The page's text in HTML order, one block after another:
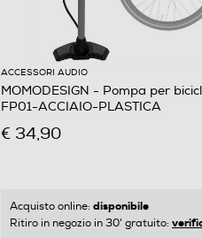
ACCESSORI AUDIO
MOMODESIGN - Pompa per
FP01-ACCIAIO-PLASTICA
€ 34,90
Acquisto online: disponibile
Ritiro in negozio in 30' gratuito: